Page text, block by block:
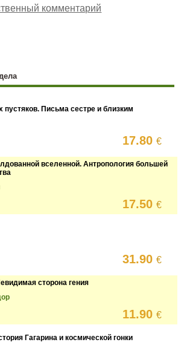
комментарий
Письма сестре и близким
17.80€
вселенной. Антропология большей
17.50€
31.90€
сторона гения
11.90€
Гагарина и космической гонки